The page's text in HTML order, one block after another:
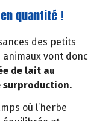
quantité !
des petits
animaux vont donc
de lait au
surproduction.
où l’herbe